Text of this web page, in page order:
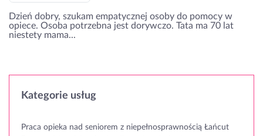
Dzień dobry, szukam empatycznej osoby do pomocy w
opiece. Osoba potrzebna jest dorywczo. Tata ma 70 lat
niestety mama...
Kategorie usług
Praca opieka nad seniorem z niepełnosprawnością Łańcut